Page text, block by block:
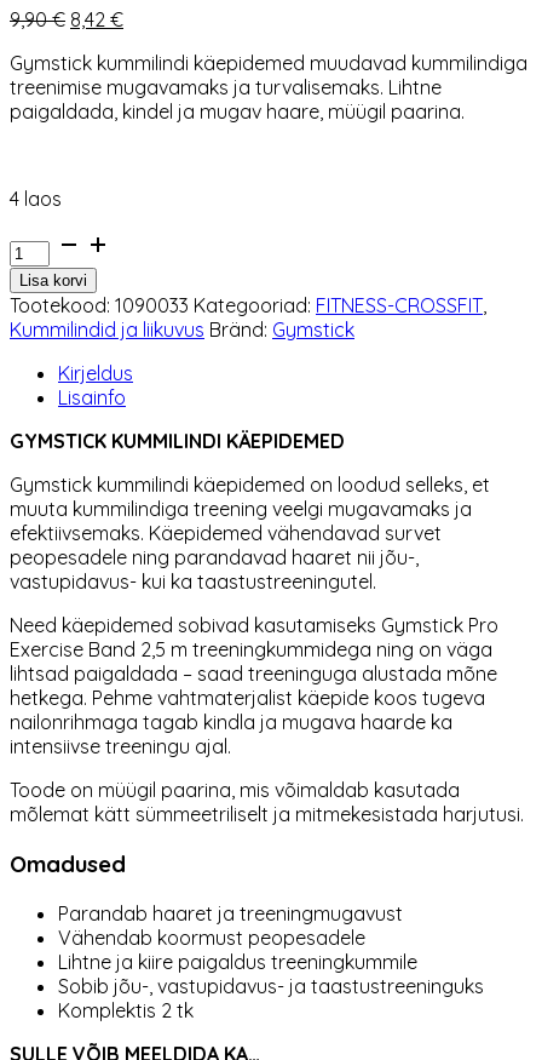
9,90€ Algne
oli:
9,90 €.
8,42 €Praegune
on:
8,42 €.
Gymstick kummilindi käepidemed muudavad kummilindiga
treenimise mugavamaks ja turvalisemaks. Lihtne
paigaldada, kindel ja mugav haare, müügil paarina.
4 laos
Gymstick
kummilindi
käepidemed
kogus
Lisa korvi
Tootekood: 1090033 Kategooriad: FITNESS-CROSSFIT,
Kummilindid ja liikuvus Bränd: Gymstick
Kirjeldus
Lisainfo
GYMSTICK KUMMILINDI KÄEPIDEMED
Gymstick kummilindi käepidemed on loodud selleks, et
muuta kummilindiga treening veelgi mugavamaks ja
efektiivsemaks. Käepidemed vähendavad survet
peopesadele ning parandavad haaret nii jõu-,
vastupidavus- kui ka taastustreeningutel.
Need käepidemed sobivad kasutamiseks Gymstick Pro
Exercise Band 2,5 m treeningkummidega ning on väga
lihtsad paigaldada – saad treeninguga alustada mõne
hetkega. Pehme vahtmaterjalist käepide koos tugeva
nailonrihmaga tagab kindla ja mugava haarde ka
intensiivse treeningu ajal.
Toode on müügil paarina, mis võimaldab kasutada
mõlemat kätt sümmeetriliselt ja mitmekesistada harjutusi.
Omadused
Parandab haaret ja treeningmugavust
Vähendab koormust peopesadele
Lihtne ja kiire paigaldus treeningkummile
Sobib jõu-, vastupidavus- ja taastustreeninguks
Komplektis 2 tk
SULLE VÕIB MEELDIDA KA…